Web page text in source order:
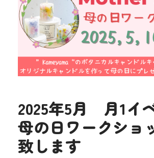
2025年5月 月1イ
母の日ワークショ
致します